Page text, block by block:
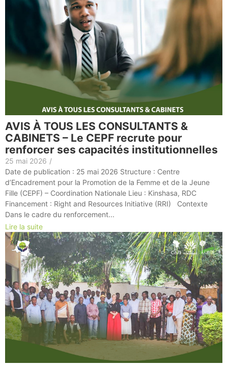
AVIS À TOUS LES CONSULTANTS &
CABINETS – Le CEPF recrute pour
renforcer ses capacités institutionnelles
25 mai 2026 /
Date de publication : 25 mai 2026 Structure : Centre
d’Encadrement pour la Promotion de la Femme et de la Jeune
Fille (CEPF) – Coordination Nationale Lieu : Kinshasa, RDC
Financement : Right and Resources Initiative (RRI) Contexte
Dans le cadre du renforcement...
Lire la suite